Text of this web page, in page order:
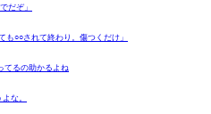
だぞ」
も○○されて終わり。傷つくだけ」
てるの助かるよね
な。